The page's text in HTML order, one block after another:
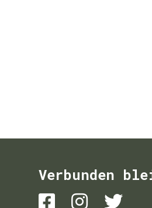
Verbunden